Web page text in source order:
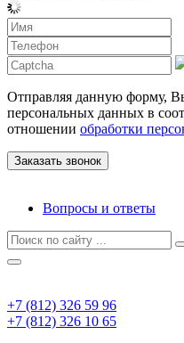
Отправляя данную форму,
персональных данных в
отношении обработки
Вопросы и ответы
+7 (812) 326 59 96
+7 (812) 326 10 65